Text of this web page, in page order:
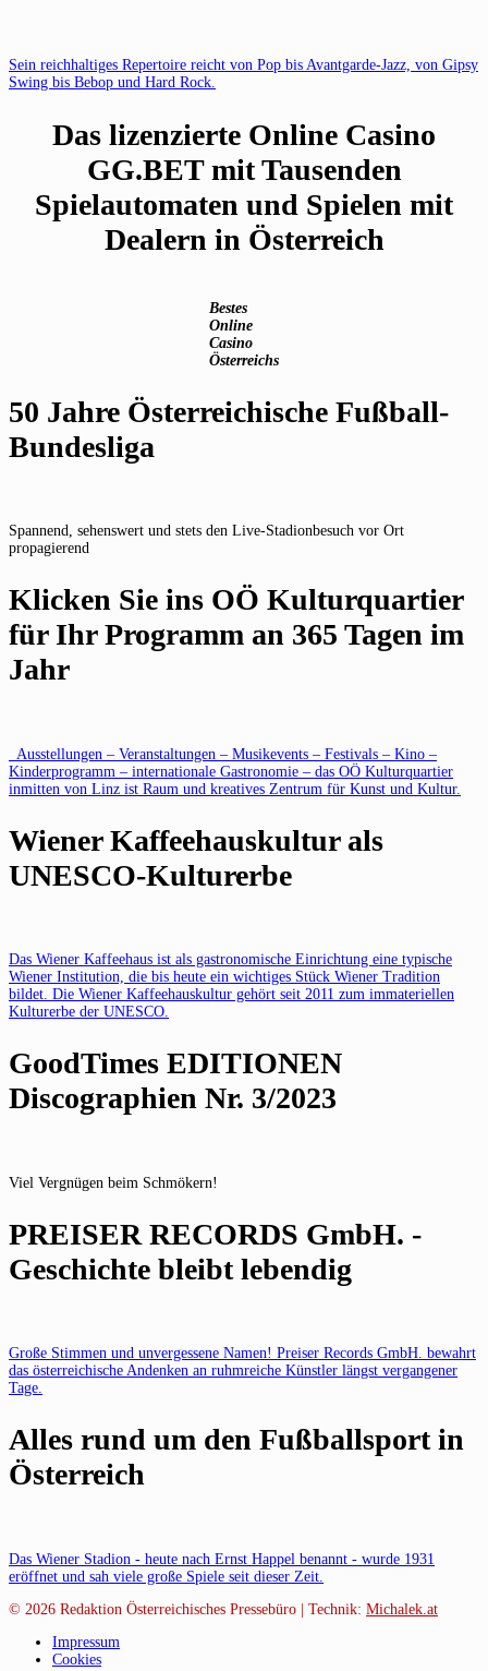
Sein reichhaltiges Repertoire reicht von Pop bis Avantgarde-Jazz, von Gipsy
Swing bis Bebop und Hard Rock.
Das lizenzierte Online Casino
GG.BET mit Tausenden
Spielautomaten und Spielen mit
Dealern in Österreich
Bestes
Online
Casino
Österreichs
50 Jahre Österreichische Fußball-
Bundesliga
Spannend, sehenswert und stets den Live-Stadionbesuch vor Ort
propagierend
Klicken Sie ins OÖ Kulturquartier
für Ihr Programm an 365 Tagen im
Jahr
Ausstellungen – Veranstaltungen – Musikevents – Festivals – Kino –
Kinderprogramm – internationale Gastronomie – das OÖ Kulturquartier
inmitten von Linz ist Raum und kreatives Zentrum für Kunst und Kultur.
Wiener Kaffeehauskultur als
UNESCO-Kulturerbe
Das Wiener Kaffeehaus ist als gastronomische Einrichtung eine typische
Wiener Institution, die bis heute ein wichtiges Stück Wiener Tradition
bildet. Die Wiener Kaffeehauskultur gehört seit 2011 zum immateriellen
Kulturerbe der UNESCO.
GoodTimes EDITIONEN
Discographien Nr. 3/2023
Viel Vergnügen beim Schmökern!
PREISER RECORDS GmbH. -
Geschichte bleibt lebendig
Große Stimmen und unvergessene Namen! Preiser Records GmbH. bewahrt
das österreichische Andenken an ruhmreiche Künstler längst vergangener
Tage.
Alles rund um den Fußballsport in
Österreich
Das Wiener Stadion - heute nach Ernst Happel benannt - wurde 1931
eröffnet und sah viele große Spiele seit dieser Zeit.
© 2026 Redaktion Österreichisches Pressebüro | Technik: Michalek.at
Impressum
Cookies